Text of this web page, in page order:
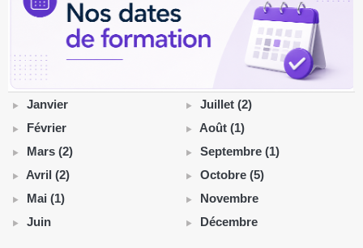
Janvier
Février
Mars (2)
Avril (2)
Mai (1)
Juin
Juillet (2)
Août (1)
Septembre (1)
Octobre (5)
Novembre
Décembre